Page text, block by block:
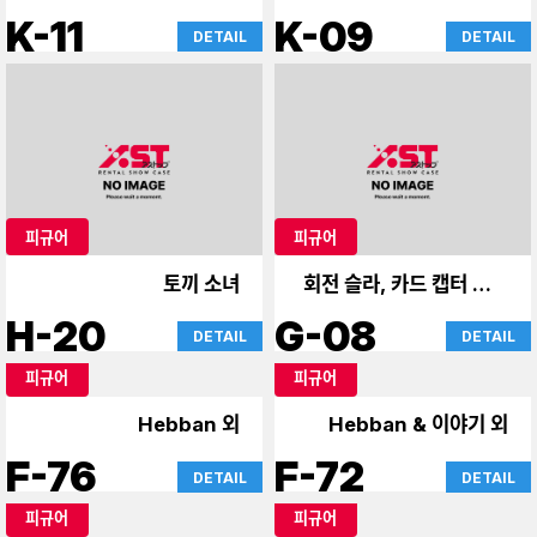
K-11 DETAIL K-09 DETAIL
피규어
토끼 소녀
H-20 DETAIL
피규어
회전 슬라, 카드 캡터 사쿠
라
G-08 DETAIL